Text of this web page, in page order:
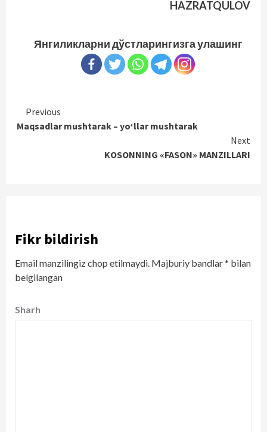
HAZRATQULOV
Янгиликларни дўстларингизга улашинг
Continue
Reading
Previous
Maqsadlar mushtarak – yo‘llar mushtarak
Next
KOSONNING «FASON» MANZILLARI
Fikr bildirish
Email manzilingiz chop etilmaydi. Majburiy bandlar* bilan
belgilangan
Sharh